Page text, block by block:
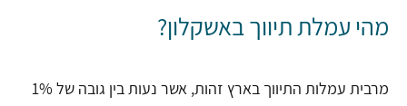
מהי עמלת תיווך באשקלון?
מרבית עמלות התיווך בארץ זהות, אשר נעות בין גובה של 1%